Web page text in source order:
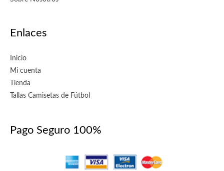
Enlaces
Inicio
Mi cuenta
Tienda
Tallas Camisetas de Fútbol
Pago Seguro 100%